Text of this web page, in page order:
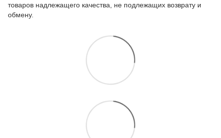
товаров надлежащего качества, не подлежащих возврату и
обмену.